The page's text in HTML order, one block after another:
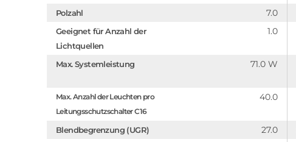
Polzahl 7.0
Geeignet für Anzahl der
Lichtquellen
1.0
Max. Systemleistung 71.0 W
Max. Anzahl der Leuchten pro
Leitungsschutzschalter C16
40.0
Blendbegrenzung (UGR) 27.0